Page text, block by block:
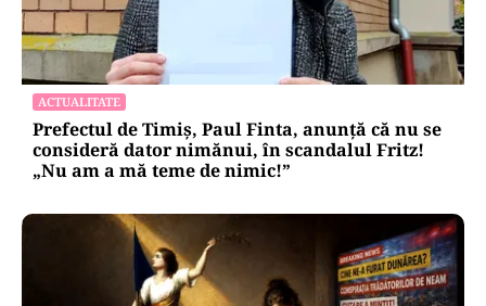
ACTUALITATE
Prefectul de Timiș, Paul Finta, anunță că nu se
consideră dator nimănui, în scandalul Fritz!
„Nu am a mă teme de nimic!”